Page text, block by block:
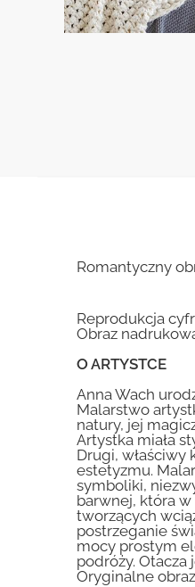
Romantyczny
Reprodukcja
Obraz
O ARTYSTCE
Anna Wach
Malarstwo
natury, jej
Artystka miała
Drugi,
estetyzmu.
symboliki,
barwnej, która
tworzących
postrzeganie
mocy prostym
podróży. Otacza
Oryginalne